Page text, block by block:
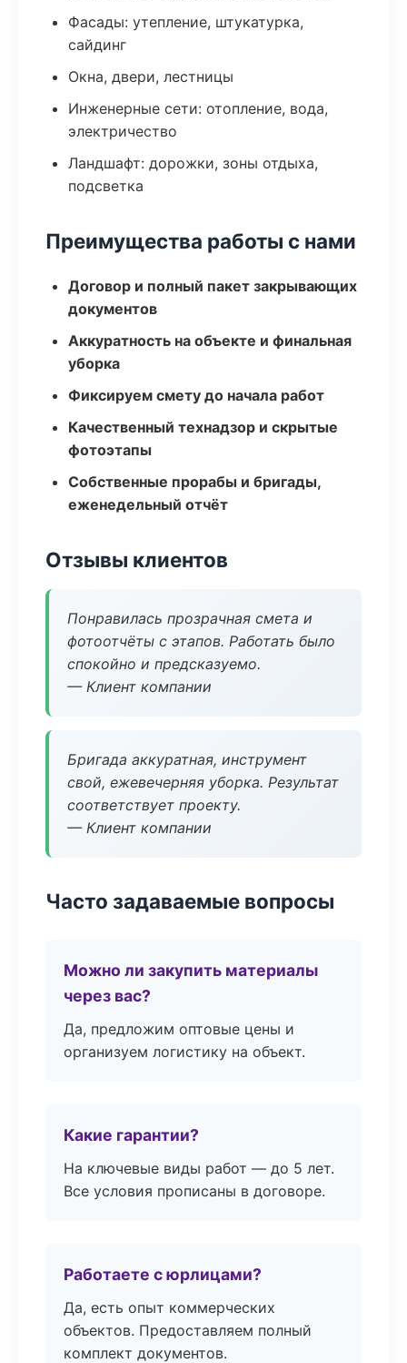
Фасады: утепление, штукатурка,
сайдинг
Окна, двери, лестницы
Инженерные сети: отопление, вода,
электричество
Ландшафт: дорожки, зоны отдыха,
подсветка
Преимущества работы с нами
Договор и полный пакет закрывающих
документов
Аккуратность на объекте и финальная
уборка
Фиксируем смету до начала работ
Качественный технадзор и скрытые
фотоэтапы
Собственные прорабы и бригады,
еженедельный отчёт
Отзывы клиентов
Понравилась прозрачная смета и
фотоотчёты с этапов. Работать было
спокойно и предсказуемо.
— Клиент компании
Бригада аккуратная, инструмент
свой, ежевечерняя уборка. Результат
соответствует проекту.
— Клиент компании
Часто задаваемые вопросы
Можно ли закупить материалы
через вас?
Да, предложим оптовые цены и
организуем логистику на объект.
Какие гарантии?
На ключевые виды работ — до 5 лет.
Все условия прописаны в договоре.
Работаете с юрлицами?
Да, есть опыт коммерческих
объектов. Предоставляем полный
комплект документов.